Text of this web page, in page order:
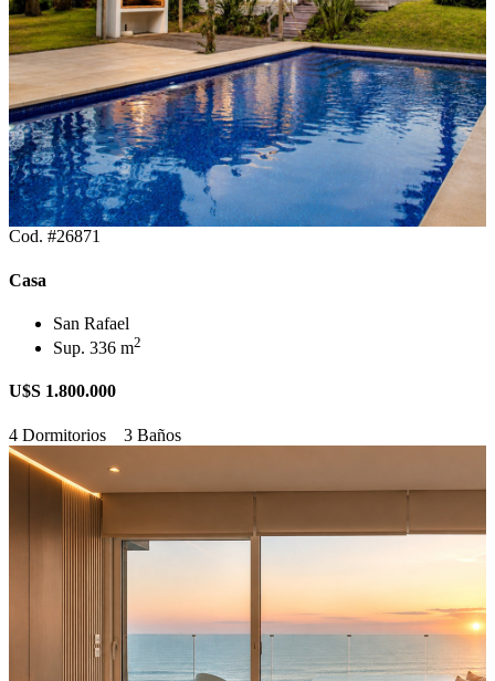
Cod. #26871
Casa
San Rafael
Sup. 336 m2
U$S 1.800.000
4 Dormitorios 3 Baños